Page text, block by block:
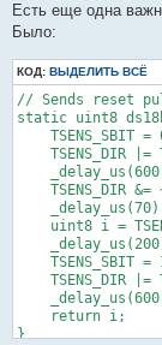
Есть еще одна
Было:
КОД: ВЫДЕЛИТЬ ВСЁ
// Sends reset
static uint8
TSENS_SBIT =
TSENS_DIR |=
TSENS_DIR &=
uint8 i =
TSENS_SBIT =
TSENS_DIR |=
    return i;
}